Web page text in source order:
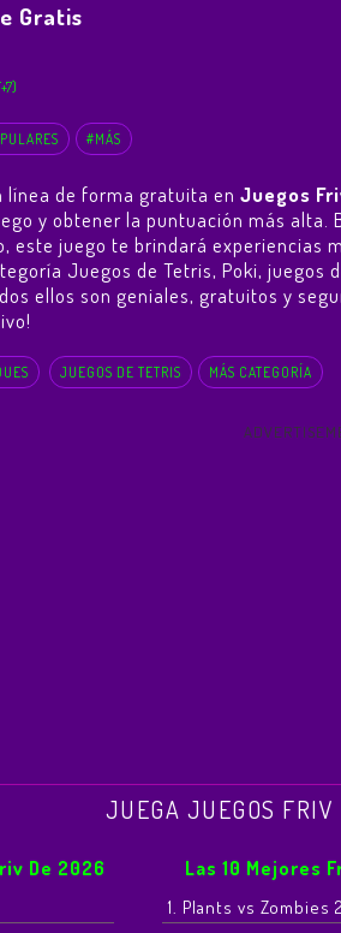
Gratis
#MÁS
línea de forma gratuita en Juegos
y obtener la puntuación más
juego te brindará experiencias
Juegos de Tetris, Poki,
ellos son geniales, gratuitos y
JUEGOS DE TETRIS MÁS CATEGORÍA
JUEGA JUEGOS FRIV
De 2026 Las 10 Mejores
1. Plants vs Zombies